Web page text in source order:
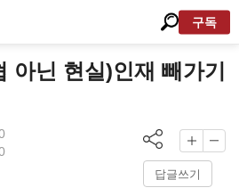
구독
아닌 현실)인재 빼가기
답글쓰기